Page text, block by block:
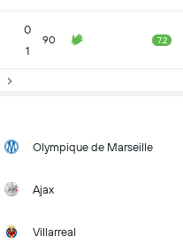
0
1
90 7.2
Olympique de Marseille
Ajax
Villarreal